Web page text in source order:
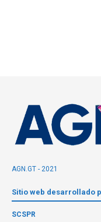
AGN.GT - 2021
Sitio web desarrollado
SCSPR